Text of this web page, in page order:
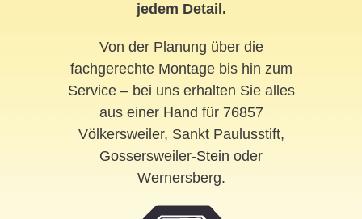
jedem Detail.
Von der Planung über die
fachgerechte Montage bis hin zum
Service – bei uns erhalten Sie alles
aus einer Hand für 76857
Völkersweiler, Sankt Paulusstift,
Gossersweiler-Stein oder
Wernersberg.